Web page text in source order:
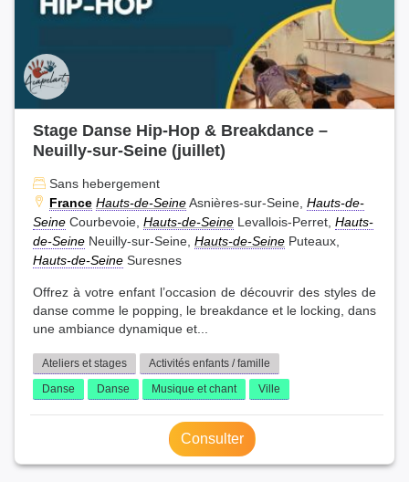
Stage Danse Hip-Hop & Breakdance –
Neuilly-sur-Seine (juillet)
Sans hebergement
France Hauts-de-SeineAsnières-sur-Seine, Hauts-de-
Seine Courbevoie, Hauts-de-Seine Levallois-Perret, Hauts-
de-Seine Neuilly-sur-Seine, Hauts-de-Seine Puteaux,
Hauts-de-Seine Suresnes
Offrez à votre enfant l’occasion de découvrir des styles de
danse comme le popping, le breakdance et le locking, dans
une ambiance dynamique et...
Ateliers et stages
Activités enfants / famille
Danse
Danse Musique et chant Ville
Consulter